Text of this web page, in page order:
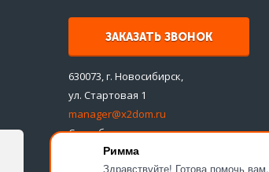
Римма
Здравствуйте! Готова помочь вам.
ЗАКАЗАТЬ ЗВОНОК
630073, г. Новосибирск,
ул. Стартовая 1
manager@x2dom.ru
Способы оплаты